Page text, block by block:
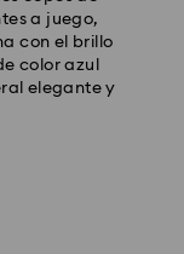
a juego,
con el brillo
color azul
elegante y